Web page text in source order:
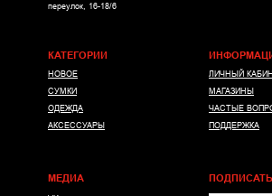
переулок, 16-18/6
КАТЕГОРИИ
НОВОЕ
СУМКИ
ОДЕЖДА
АКСЕССУАРЫ
ЛИЧНЫЙ
МАГАЗИНЫ
ЧАСТЫЕ
ПОДДЕРЖКА
МЕДИА